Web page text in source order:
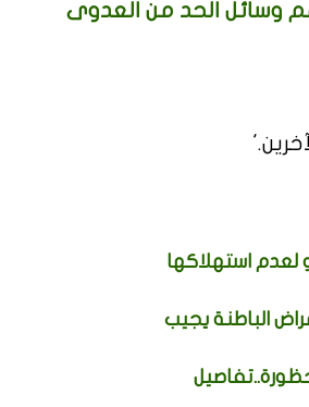
وسائل الحد من العدوى
الباطنة يجيب